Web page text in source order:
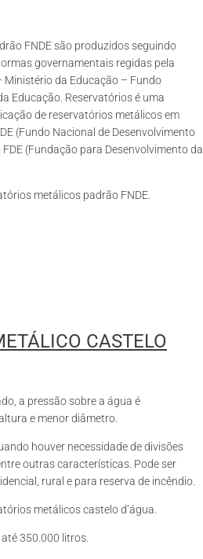
FNDE são produzidos seguindo
governamentais regidas pela
Ministério da Educação – Fundo
Educação. Reservatórios é uma
de reservatórios metálicos em
(Fundo Nacional de Desenvolvimento
(Fundação para Desenvolvimento da
metálicos padrão FNDE.
CASTELO
a pressão sobre a água é
e menor diâmetro.
houver necessidade de divisões
outras características. Pode ser
rural e para reserva de incêndio.
metálicos castelo d’água.
350.000 litros.